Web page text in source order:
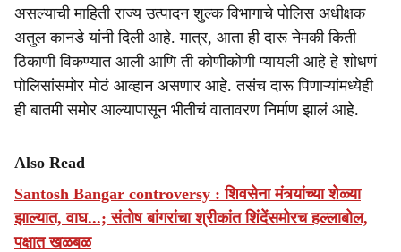
असल्याची माहिती राज्य उत्पादन शुल्क विभागाचे पोलिस अधीक्षक
अतुल कानडे यांनी दिली आहे. मात्र, आता ही दारू नेमकी किती
ठिकाणी विकण्यात आली आणि ती कोणीकोणी प्यायली आहे हे शोधणं
पोलिसांसमोर मोठं आव्हान असणार आहे. तसंच दारू पिणाऱ्यांमध्येही
ही बातमी समोर आल्यापासून भीतीचं वातावरण निर्माण झालं आहे.
Also Read
Santosh Bangar controversy : शिवसेना मंत्र्यांच्या शेळ्या
झाल्यात, वाघ...; संतोष बांगरांचा श्रीकांत शिंदेंसमोरच हल्लाबोल,
पक्षात खळबळ